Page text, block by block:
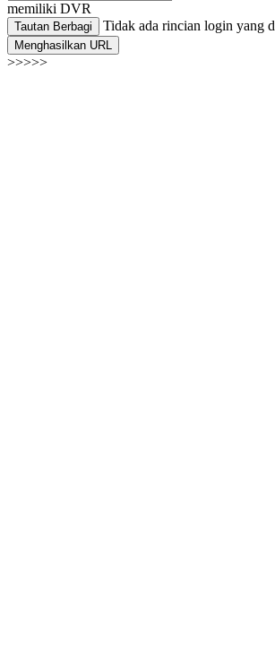
memiliki DVR
Tautan Berbagi Tidak ada rincian login yang
Menghasilkan URL
>>>>>